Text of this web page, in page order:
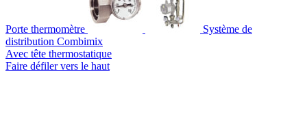
Porte thermomètre
Système de
distribution Combimix
Avec tête thermostatique
Faire défiler vers le haut